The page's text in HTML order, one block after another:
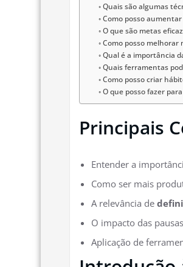
Quais são algumas
Como posso
O que são metas
Como posso melhorar
Qual é a importância
Quais ferramentas
Como posso criar
O que posso fazer
Principais
Entender a
Como ser mais
A relevância de
O impacto das
Aplicação de